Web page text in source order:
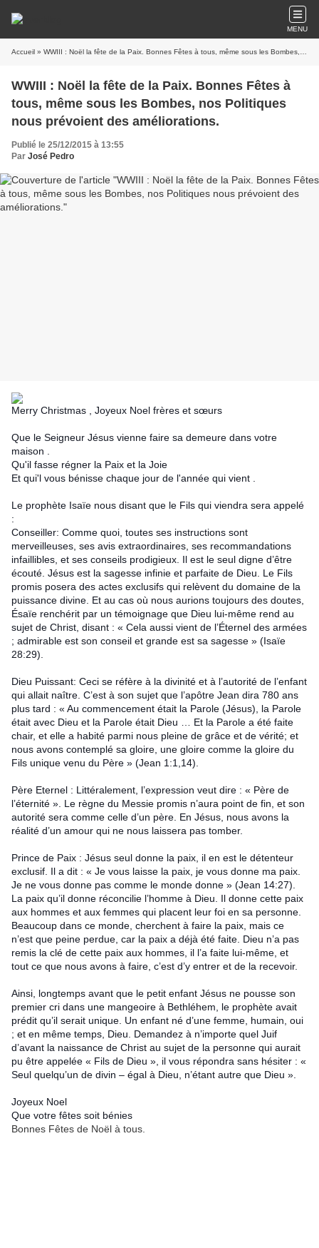
MENU
Accueil » WWIII : Noël la fête de la Paix. Bonnes Fêtes à tous, même sous les Bombes, nos Politiques nous prévoient des améliorations.
WWIII : Noël la fête de la Paix. Bonnes Fêtes à
tous, même sous les Bombes, nos Politiques
nous prévoient des améliorations.
Publié le 25/12/2015 à 13:55
Par José Pedro
Merry Christmas , Joyeux Noel frères et sœurs
Que le Seigneur Jésus vienne faire sa demeure dans votre
maison .
Qu'il fasse régner la Paix et la Joie
Et qui'l vous bénisse chaque jour de l'année qui vient .
Le prophète Isaïe nous disant que le Fils qui viendra sera appelé
:
Conseiller: Comme quoi, toutes ses instructions sont
merveilleuses, ses avis extraordinaires, ses recommandations
infaillibles, et ses conseils prodigieux. Il est le seul digne d’être
écouté. Jésus est la sagesse infinie et parfaite de Dieu. Le Fils
promis posera des actes exclusifs qui relèvent du domaine de la
puissance divine. Et au cas où nous aurions toujours des doutes,
Ésaïe renchérit par un témoignage que Dieu lui-même rend au
sujet de Christ, disant : « Cela aussi vient de l’Éternel des armées
; admirable est son conseil et grande est sa sagesse » (Isaïe
28:29).
Dieu Puissant: Ceci se réfère à la divinité et à l’autorité de l’enfant
qui allait naître. C’est à son sujet que l’apôtre Jean dira 780 ans
plus tard : « Au commencement était la Parole (Jésus), la Parole
était avec Dieu et la Parole était Dieu … Et la Parole a été faite
chair, et elle a habité parmi nous pleine de grâce et de vérité; et
nous avons contemplé sa gloire, une gloire comme la gloire du
Fils unique venu du Père » (Jean 1:1,14).
Père Eternel : Littéralement, l’expression veut dire : « Père de
l’éternité ». Le règne du Messie promis n’aura point de fin, et son
autorité sera comme celle d’un père. En Jésus, nous avons la
réalité d’un amour qui ne nous laissera pas tomber.
Prince de Paix : Jésus seul donne la paix, il en est le détenteur
exclusif. Il a dit : « Je vous laisse la paix, je vous donne ma paix.
Je ne vous donne pas comme le monde donne » (Jean 14:27).
La paix qu’il donne réconcilie l’homme à Dieu. Il donne cette paix
aux hommes et aux femmes qui placent leur foi en sa personne.
Beaucoup dans ce monde, cherchent à faire la paix, mais ce
n’est que peine perdue, car la paix a déjà été faite. Dieu n’a pas
remis la clé de cette paix aux hommes, il l’a faite lui-même, et
tout ce que nous avons à faire, c’est d’y entrer et de la recevoir.
Ainsi, longtemps avant que le petit enfant Jésus ne pousse son
premier cri dans une mangeoire à Bethléhem, le prophète avait
prédit qu’il serait unique. Un enfant né d’une femme, humain, oui
; et en même temps, Dieu. Demandez à n’importe quel Juif
d’avant la naissance de Christ au sujet de la personne qui aurait
pu être appelée « Fils de Dieu », il vous répondra sans hésiter : «
Seul quelqu’un de divin – égal à Dieu, n’étant autre que Dieu ».
Joyeux Noel
Que votre fêtes soit bénies
Bonnes Fêtes de Noël à tous.